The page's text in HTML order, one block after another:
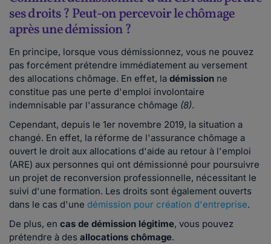
ses droits ? Peut-on percevoir le chômage
après une démission ?
En principe, lorsque vous démissionnez, vous ne pouvez
pas forcément prétendre immédiatement au versement
des allocations chômage. En effet, la démission ne
constitue pas une perte d'emploi involontaire
indemnisable par l'assurance chômage (8).
Cependant, depuis le 1er novembre 2019, la situation a
changé. En effet, la réforme de l'assurance chômage a
ouvert le droit aux allocations d'aide au retour à l'emploi
(ARE) aux personnes qui ont démissionné pour poursuivre
un projet de reconversion professionnelle, nécessitant le
suivi d'une formation. Les droits sont également ouverts
dans le cas d'une démission pour création d'entreprise.
De plus, en cas de démission légitime, vous pouvez
prétendre à des allocations chômage.